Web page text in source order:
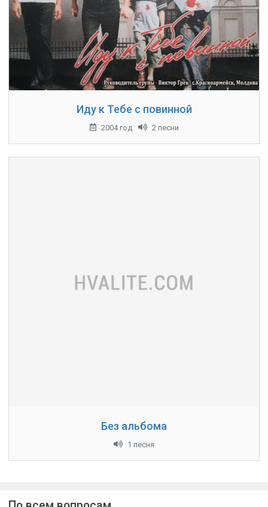
Иду к Тебе с повинной
2004 год 2 песни
Без альбома
1 песня